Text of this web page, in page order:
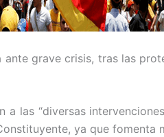
grave crisis, tras las
las “diversas
ya que fomenta